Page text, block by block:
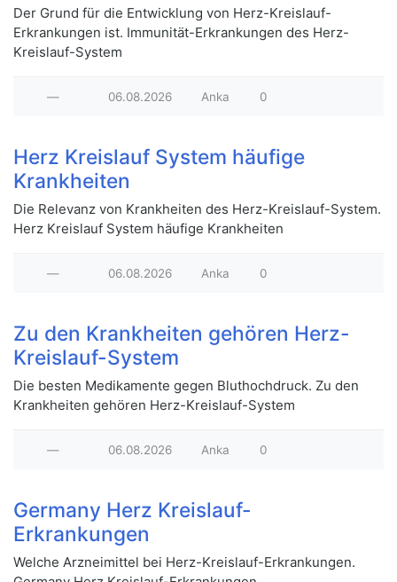
Der Grund für die Entwicklung von Herz-Kreislauf-
Erkrankungen ist. Immunität-Erkrankungen des Herz-
Kreislauf-System
— 06.08.2026 Anka 0
Herz Kreislauf System häufige
Krankheiten
Die Relevanz von Krankheiten des Herz-Kreislauf-System.
Herz Kreislauf System häufige Krankheiten
— 06.08.2026 Anka 0
Zu den Krankheiten gehören Herz-
Kreislauf-System
Die besten Medikamente gegen Bluthochdruck. Zu den
Krankheiten gehören Herz-Kreislauf-System
— 06.08.2026 Anka 0
Germany Herz Kreislauf-
Erkrankungen
Welche Arzneimittel bei Herz-Kreislauf-Erkrankungen.